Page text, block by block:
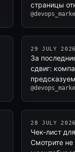
страницы
29 JULY 2026
За
сдвиг:
28 JULY 2026
Чек-лист
Смотрите не